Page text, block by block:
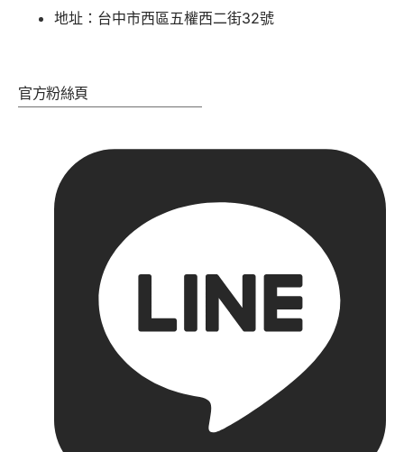
地址：台中市西區五權西二街32號
官方粉絲頁